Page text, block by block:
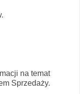
na temat
Sprzedaży.